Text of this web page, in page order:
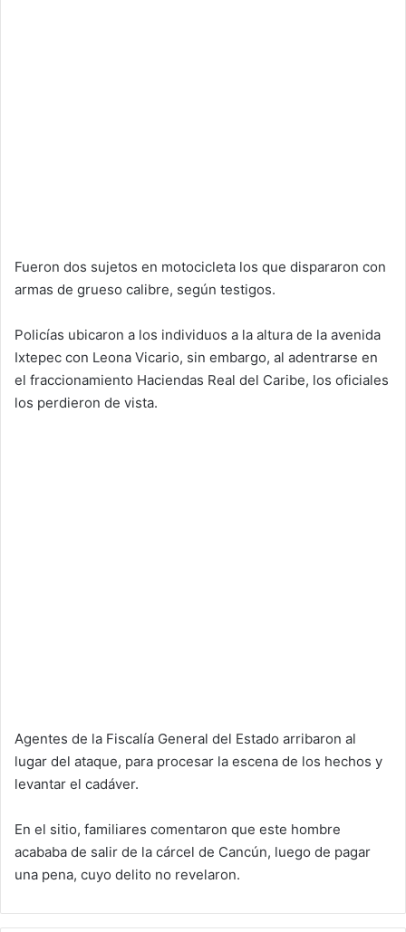
Fueron dos sujetos en motocicleta los que dispararon con
armas de grueso calibre, según testigos.
Policías ubicaron a los individuos a la altura de la avenida
Ixtepec con Leona Vicario, sin embargo, al adentrarse en
el fraccionamiento Haciendas Real del Caribe, los oficiales
los perdieron de vista.
Agentes de la Fiscalía General del Estado arribaron al
lugar del ataque, para procesar la escena de los hechos y
levantar el cadáver.
En el sitio, familiares comentaron que este hombre
acababa de salir de la cárcel de Cancún, luego de pagar
una pena, cuyo delito no revelaron.